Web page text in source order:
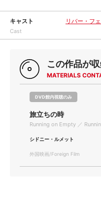
キャスト
Cast
リバー・フ
この作品が
MATERIALS
DVD館内視聴のみ
旅立ちの時
Running on Empty ／
シドニー・ルメット
外国映画/Foreign Film